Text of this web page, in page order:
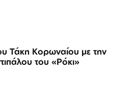
Τάκη Κορωναίου με την
του «Ρόκι»